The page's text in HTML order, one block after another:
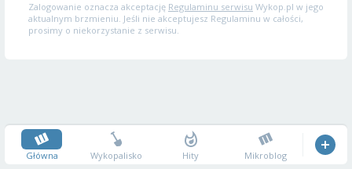
Zalogowanie oznacza akceptację Regulaminu serwisu Wykop.pl w jego
aktualnym brzmieniu. Jeśli nie akceptujesz Regulaminu w całości,
prosimy o niekorzystanie z serwisu.
Główna Wykopalisko Hity Mikroblog